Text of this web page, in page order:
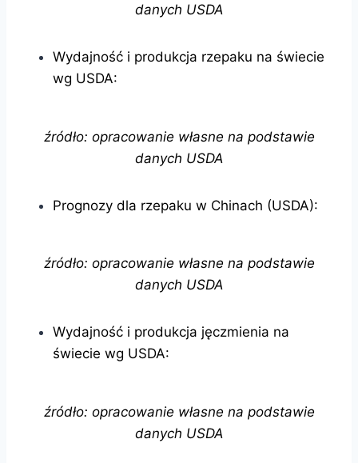
danych USDA
Wydajność i produkcja rzepaku na świecie
wg USDA:
źródło: opracowanie własne na podstawie
danych USDA
Prognozy dla rzepaku w Chinach (USDA):
źródło: opracowanie własne na podstawie
danych USDA
Wydajność i produkcja jęczmienia na
świecie wg USDA:
źródło: opracowanie własne na podstawie
danych USDA